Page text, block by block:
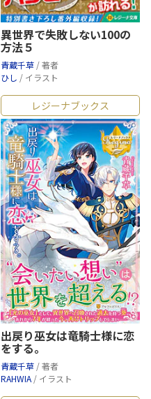
異世界で失敗しない100の
方法５
青蔵千草 / 著者
ひし / イラスト
レジーナブックス
出戻り巫女は竜騎士様に恋
をする。
青蔵千草 / 著者
RAHWIA / イラスト